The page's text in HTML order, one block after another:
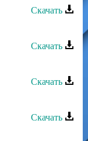
Скачать
Скачать
Скачать
Скачать